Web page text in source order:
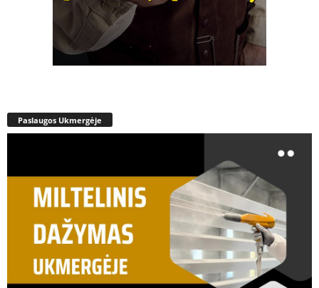
Paslaugos Ukmergėje